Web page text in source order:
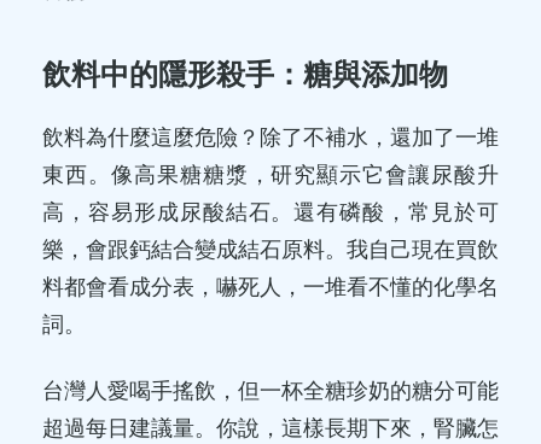
飲料中的隱形殺手：糖與添加物
飲料為什麼這麼危險？除了不補水，還加了一堆
東西。像高果糖糖漿，研究顯示它會讓尿酸升
高，容易形成尿酸結石。還有磷酸，常見於可
樂，會跟鈣結合變成結石原料。我自己現在買飲
料都會看成分表，嚇死人，一堆看不懂的化學名
詞。
台灣人愛喝手搖飲，但一杯全糖珍奶的糖分可能
超過每日建議量。你說，這樣長期下來，腎臟怎